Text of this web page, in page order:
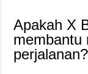
Apakah X
membantu
perjalanan?